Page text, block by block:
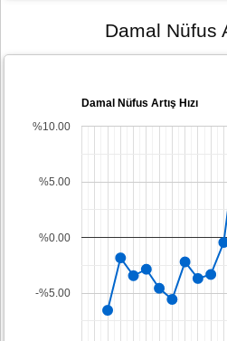
Damal Nüfus
Damal Nüfus Artış Hızı
-%5.00
%0.00
%5.00
%10.00